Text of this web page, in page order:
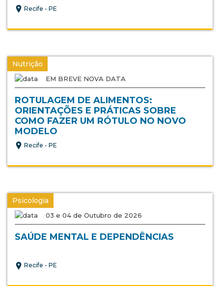
Recife - PE
Nutrição
EM BREVE NOVA DATA
ROTULAGEM DE ALIMENTOS:
ORIENTAÇÕES E PRÁTICAS SOBRE
COMO FAZER UM RÓTULO NO NOVO
MODELO
Recife - PE
Psicologia
03 e 04 de Outubro de 2026
SAÚDE MENTAL E DEPENDÊNCIAS
Recife - PE